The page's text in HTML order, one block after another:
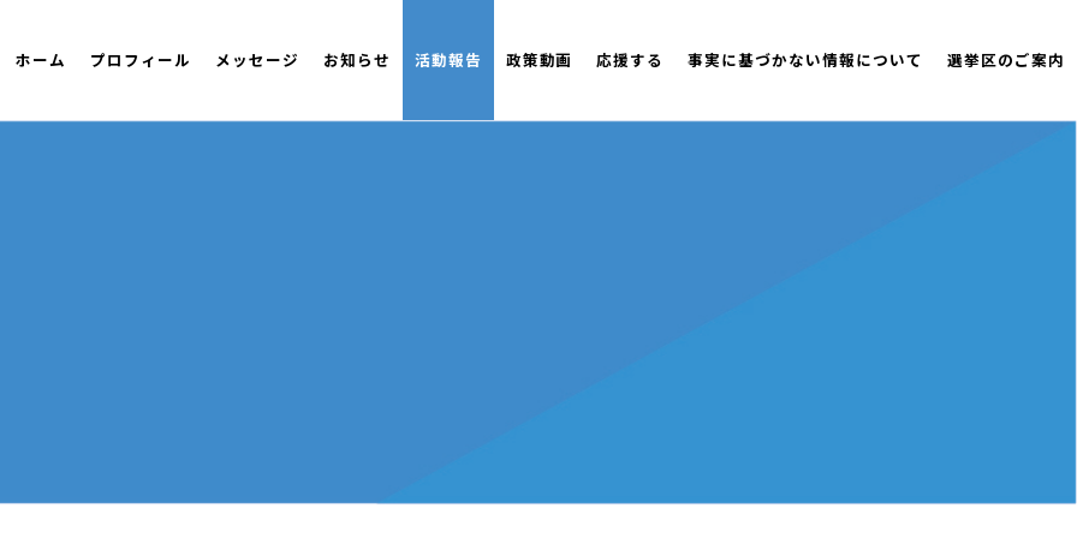
ホーム プロフィール メッセージ お知らせ 活動報告 政策動画 応援する 事実に基づかない情報について 選挙区のご案内